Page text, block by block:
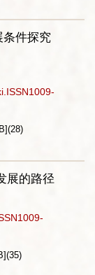
条件探究
](28)
展的路径
](35)